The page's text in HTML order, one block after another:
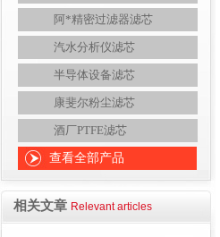
阿*精密过滤器滤芯
汽水分析仪滤芯
半导体设备滤芯
康斐尔粉尘滤芯
酒厂PTFE滤芯
查看全部产品
相关文章 Relevant articles